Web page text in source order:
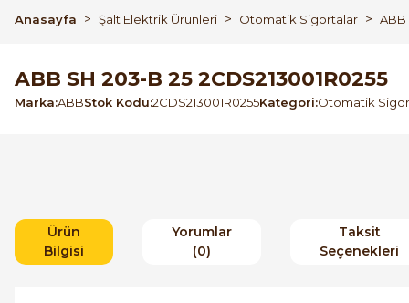
Anasayfa Şalt Elektrik Ürünleri Otomatik Sigortalar ABB
ABB SH 203-B 25 2CDS213001R0255
Marka ABBStok Kodu 2CDS213001R0255Kategori Otomatik
Ürün
Bilgisi
Yorumlar
(0)
Taksit
Seçenekleri